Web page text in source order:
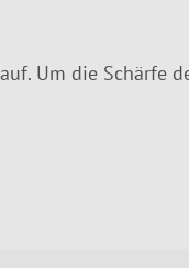
Um die Schärfe